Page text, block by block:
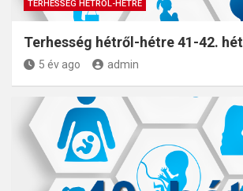
TERHESSÉG HÉTRŐL-HÉTRE
Terhesség hétről-hétre 41-42. hét
5 év ago admin